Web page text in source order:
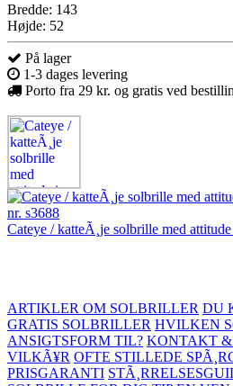
Bredde: 143
Højde: 52
På lager
1-3 dages levering
Porto fra 29 kr. og gratis ved
Cateye / katteÃ¸je solbrille med
ARTIKLER OM SOLBRILLER DU
GRATIS SOLBRILLER HVILKEN
ANSIGTSFORM TIL? KONTAKT &
VILKÃ¥R OFTE STILLEDE
PRISGARANTI